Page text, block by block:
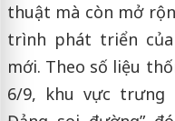
thuật mà còn mở
trình phát triển
mới. Theo số liệu
6/9, khu vực trưng